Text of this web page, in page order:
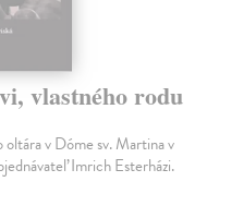
vlastného rodu
oltára v Dóme sv. Martina v
Imrich Esterházi.